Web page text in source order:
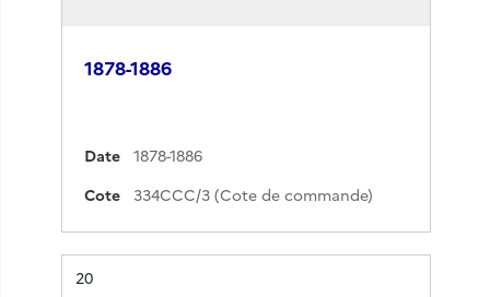
1878-1886
Date
1878-1886
Cote
334CCC/3 (Cote de commande)
Résultat n°
20